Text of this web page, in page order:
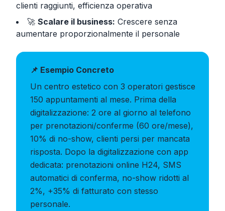
clienti raggiunti, efficienza operativa
🚀 Scalare il business: Crescere senza
aumentare proporzionalmente il personale
📌 Esempio Concreto
Un centro estetico con 3 operatori gestisce
150 appuntamenti al mese. Prima della
digitalizzazione: 2 ore al giorno al telefono
per prenotazioni/conferme (60 ore/mese),
10% di no-show, clienti persi per mancata
risposta. Dopo la digitalizzazione con app
dedicata: prenotazioni online H24, SMS
automatici di conferma, no-show ridotti al
2%, +35% di fatturato con stesso
personale.